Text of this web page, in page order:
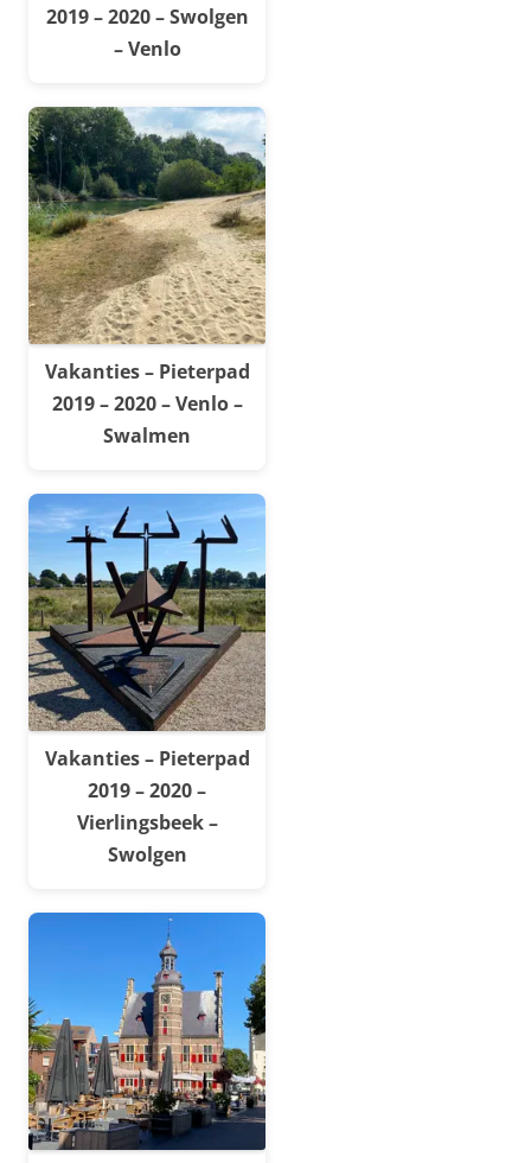
2019 – 2020 – Swolgen
– Venlo
Vakanties – Pieterpad
2019 – 2020 – Venlo –
Swalmen
Vakanties – Pieterpad
2019 – 2020 –
Vierlingsbeek –
Swolgen